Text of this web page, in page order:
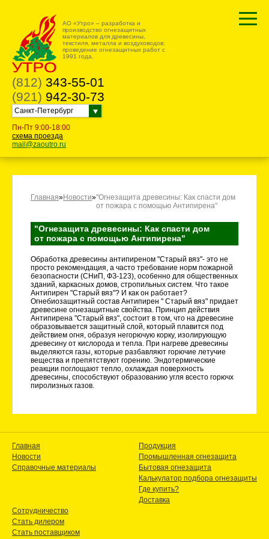
АО «Утро» – разработка и
производство огнезащитных
материалов для древесины,
текстиля, металла и воздуховодов;
проведение огнезащитных работ с
1991 года.
(812) 343-55-01
(921) 942-30-73
Санкт-Петербург
Пн-Пт 9:00-18:00
схема проезда
mail@zaoutro.ru
Главная»Новости»"Огнезащита древесины: Как спасти дом
от пожара с помощью Антипирена"
"Огнезащита древесины: Как спасти дом
от пожара с помощью Антипирена"
Обработка древесины антипиреном "Старый вяз"- это не
просто рекомендация, а часто требование норм пожарной
безопасности (СНиП, ФЗ-123), особенно для общественных
зданий, каркасных домов, стропильных систем. Что такое
Антипирен "Старый вяз"? И как он работает?
Огнебиозащитный состав Антипирен " Старый вяз" придает
древесине огнезащитные свойства. Принцип действия
Антипирена "Старый вяз", состоит в том, что на древесине
образовывается защитный слой, который плавится под
действием огня, образуя негорючую корку, изолирующую
древесину от кислорода и тепла. При нагреве древесины
выделяются газы, которые разбавляют горючие летучие
вещества и препятствуют горению. Эндотермические
реакции поглощают тепло, охлаждая поверхность
древесины, способствуют образованию угля всесто горючх
пиролизных газов.
Главная
Новости
Справочные материалы
Продукция
Промышленная огнезащита
Бытовая огнезащита
Калькулатор подбора огнезащиты
Где купить?
Доставка
Сотрудничество
Стать дилером
Стать поставщиком